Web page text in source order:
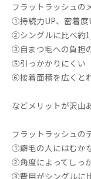
フラットラッシュの
①持続力UP、密着度
②シングルに比べ約
③自まつ毛への負担
⑤引っかかりにくい
⑥接着面積を広くと
などメリットが沢山
フラットラッシュの
①癖毛の人にはむか
②角度によってしっ
③費用がシングルに